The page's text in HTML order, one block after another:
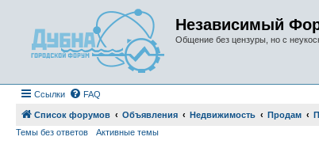
Независимый
Общение без цензуры, но с
Ссылки FAQ
Список форумов Объявления Недвижимость Продам
Темы без ответов
Активные темы